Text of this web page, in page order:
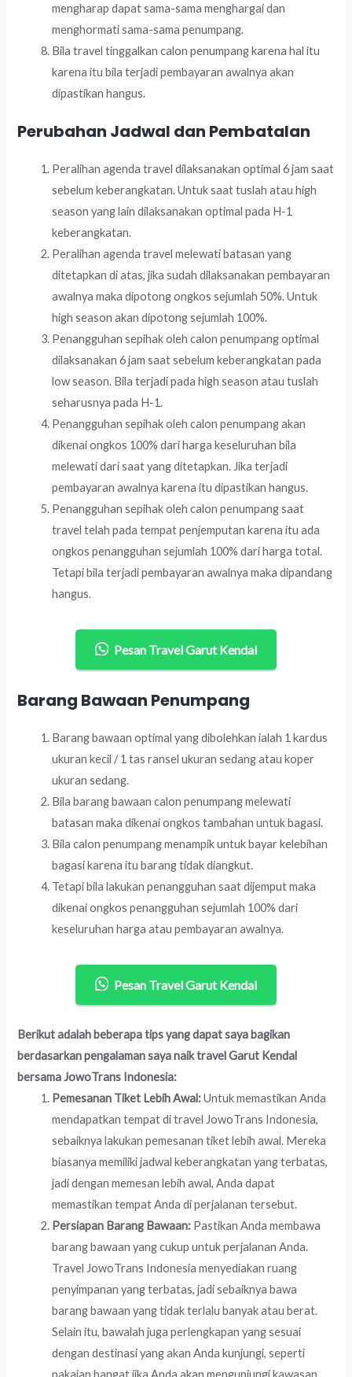
mengharap dapat sama-sama menghargai dan
menghormati sama-sama penumpang.
Bila travel tinggalkan calon penumpang karena hal itu
karena itu bila terjadi pembayaran awalnya akan
dipastikan hangus.
Perubahan Jadwal dan Pembatalan
Peralihan agenda travel dilaksanakan optimal 6 jam saat
sebelum keberangkatan. Untuk saat tuslah atau high
season yang lain dilaksanakan optimal pada H-1
keberangkatan.
Peralihan agenda travel melewati batasan yang
ditetapkan di atas, jika sudah dilaksanakan pembayaran
awalnya maka dipotong ongkos sejumlah 50%. Untuk
high season akan dipotong sejumlah 100%.
Penangguhan sepihak oleh calon penumpang optimal
dilaksanakan 6 jam saat sebelum keberangkatan pada
low season. Bila terjadi pada high season atau tuslah
seharusnya pada H-1.
Penangguhan sepihak oleh calon penumpang akan
dikenai ongkos 100% dari harga keseluruhan bila
melewati dari saat yang ditetapkan. Jika terjadi
pembayaran awalnya karena itu dipastikan hangus.
Penangguhan sepihak oleh calon penumpang saat
travel telah pada tempat penjemputan karena itu ada
ongkos penangguhan sejumlah 100% dari harga total.
Tetapi bila terjadi pembayaran awalnya maka dipandang
hangus.
Pesan Travel Garut Kendal
Barang Bawaan Penumpang
Barang bawaan optimal yang dibolehkan ialah 1 kardus
ukuran kecil / 1 tas ransel ukuran sedang atau koper
ukuran sedang.
Bila barang bawaan calon penumpang melewati
batasan maka dikenai ongkos tambahan untuk bagasi.
Bila calon penumpang menampik untuk bayar kelebihan
bagasi karena itu barang tidak diangkut.
Tetapi bila lakukan penangguhan saat dijemput maka
dikenai ongkos penangguhan sejumlah 100% dari
keseluruhan harga atau pembayaran awalnya.
Pesan Travel Garut Kendal
Berikut adalah beberapa tips yang dapat saya bagikan
berdasarkan pengalaman saya naik travel Garut Kendal
bersama JowoTrans Indonesia:
Pemesanan Tiket Lebih Awal:Untuk memastikan Anda
mendapatkan tempat di travel JowoTrans Indonesia,
sebaiknya lakukan pemesanan tiket lebih awal. Mereka
biasanya memiliki jadwal keberangkatan yang terbatas,
jadi dengan memesan lebih awal, Anda dapat
memastikan tempat Anda di perjalanan tersebut.
Persiapan Barang Bawaan: Pastikan Anda membawa
barang bawaan yang cukup untuk perjalanan Anda.
Travel JowoTrans Indonesia menyediakan ruang
penyimpanan yang terbatas, jadi sebaiknya bawa
barang bawaan yang tidak terlalu banyak atau berat.
Selain itu, bawalah juga perlengkapan yang sesuai
dengan destinasi yang akan Anda kunjungi, seperti